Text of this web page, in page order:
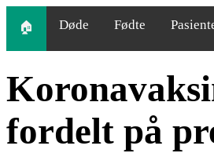
🏠 Døde Fødte
fordelt på